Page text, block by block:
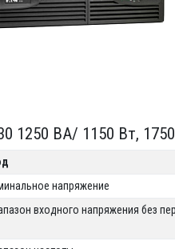
1250 ВА/ 1150 Вт,
напряжение
входного напряжения без